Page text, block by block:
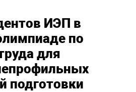
ИЭП в
по
для
подготовки